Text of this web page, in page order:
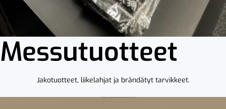
Messutuotteet
Jakotuotteet, liikelahjat ja brändätyt tarvikkeet.